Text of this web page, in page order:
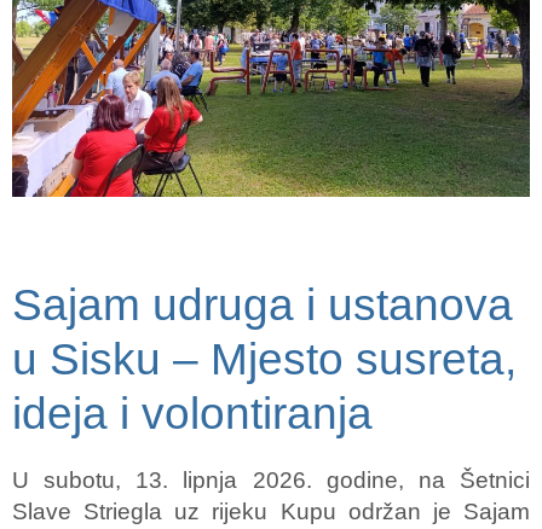
Sajam udruga i ustanova
u Sisku – Mjesto susreta,
ideja i volontiranja
U subotu, 13. lipnja 2026. godine, na Šetnici
Slave Striegla uz rijeku Kupu održan je Sajam